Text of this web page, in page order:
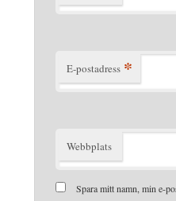
E-postadress *
Webbplats
Spara mitt namn, min e-